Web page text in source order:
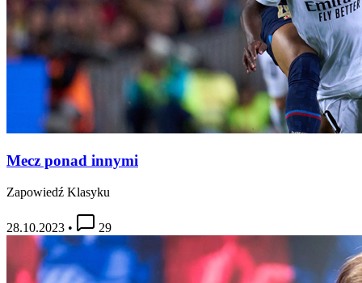
Mecz ponad innymi
Zapowiedź Klasyku
28.10.2023 • 29